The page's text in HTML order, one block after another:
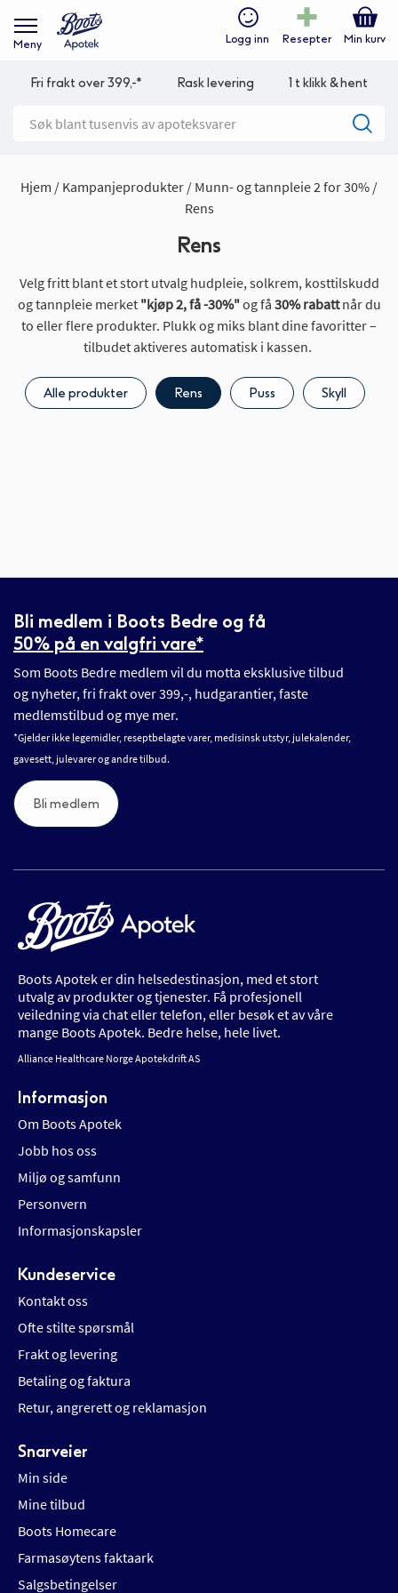
Meny Logg inn Resepter Min kurv
Fri frakt over 399,-* Rask levering 1 t klikk & hent
Hjem Kampanjeprodukter
Munn- og tannpleie 2 for 30%
Rens
Rens
Velg fritt blant et stort utvalg hudpleie, solkrem, kosttilskudd
og tannpleie merket "kjøp 2, få -30%"og få 30% rabattnår du
to eller flere produkter. Plukk og miks blant dine favoritter –
tilbudet aktiveres automatisk i kassen.
Alle produkter Rens Puss Skyll
Bli medlem i Boots Bedre og få
50% på en valgfri vare*
Som Boots Bedre medlem vil du motta eksklusive tilbud
og nyheter, fri frakt over 399,-, hudgarantier, faste
medlemstilbud og mye mer.
*Gjelder ikke legemidler, reseptbelagte varer, medisinsk utstyr, julekalender,
gavesett, julevarer og andre tilbud.
Bli medlem
Boots Apotek er din helsedestinasjon, med et stort
utvalg av produkter og tjenester. Få profesjonell
veiledning via chat eller telefon, eller besøk et av våre
mange Boots Apotek. Bedre helse, hele livet.
Alliance Healthcare Norge Apotekdrift AS
Informasjon
Om Boots Apotek
Jobb hos oss
Miljø og samfunn
Personvern
Informasjonskapsler
Kundeservice
Kontakt oss
Ofte stilte spørsmål
Frakt og levering
Betaling og faktura
Retur, angrerett og reklamasjon
Snarveier
Min side
Mine tilbud
Boots Homecare
Farmasøytens faktaark
Salgsbetingelser